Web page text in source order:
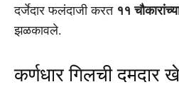
दर्जेदार फलंदाजी करत ११
झळकावले.
कर्णधार गिलची दमदार